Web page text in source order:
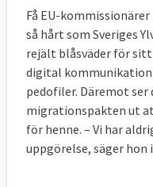
Få EU-
så hårt som Sveriges
rejält blåsväder för
digital
pedofiler. Däremot ser
migrationspakten ut
för henne. – Vi har
uppgörelse, säger hon